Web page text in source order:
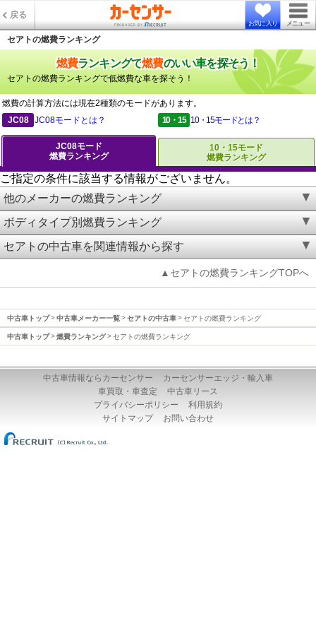
戻る
お気に入り メニュー
セアトの燃費ランキング
燃費ランキングで燃費のいい車を探そう！
セアトの燃費ランキングで低燃費な車を探そう！
燃費の計算方法には現在2種類のモードがあります。
JC08
JC08モードとは？ 10・15 10・15モードとは？
JC08モード
燃費ランキング
10・15モード
燃費ランキング
ご指定の条件に該当する情報がございません。
他のメーカーの燃費ランキング
ボディタイプ別燃費ランキング
セアトの中古車を関連情報から探す
▲セアトの燃費ランキングTOPへ
中古車トップ 中古車メーカー一覧 セアトの中古車 セアトの燃費ランキング
中古車トップ 燃費ランキング セアトの燃費ランキング
中古車情報ならカーセンサー
カーセンサーエッジ・輸入車
車買取・車査定
中古車リース
プライバシーポリシー
利用規約
サイトマップ
お問い合わせ